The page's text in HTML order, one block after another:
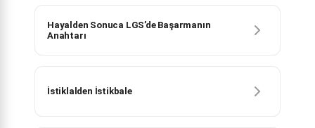
Hayalden Sonuca LGS’de Başarmanın
Anahtarı
İstiklalden İstikbale